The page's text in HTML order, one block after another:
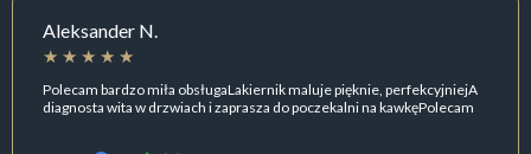
Aleksander N.
Polecam bardzo miła obsługaLakiernik maluje pięknie, perfekcyjniejA
diagnosta wita w drzwiach i zaprasza do poczekalni na kawkęPolecam